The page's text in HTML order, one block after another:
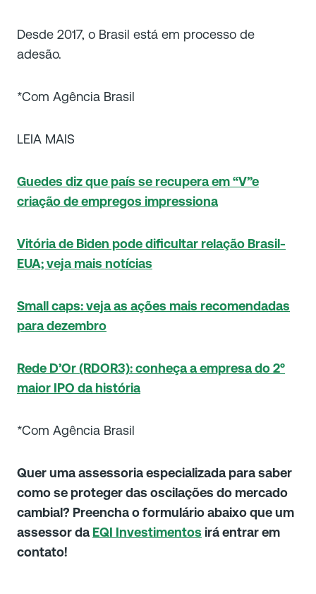
Desde 2017, o Brasil está em processo de
adesão.
*Com Agência Brasil
LEIA MAIS
Guedes diz que país se recupera em “V”e
criação de empregos impressiona
Vitória de Biden pode dificultar relação Brasil-
EUA; veja mais notícias
Small caps: veja as ações mais recomendadas
para dezembro
Rede D’Or (RDOR3): conheça a empresa do 2º
maior IPO da história
*Com Agência Brasil
Quer uma assessoria especializada para saber
como se proteger das oscilações do mercado
cambial? Preencha o formulário abaixo que um
assessor da EQI Investimentos irá entrar em
contato!